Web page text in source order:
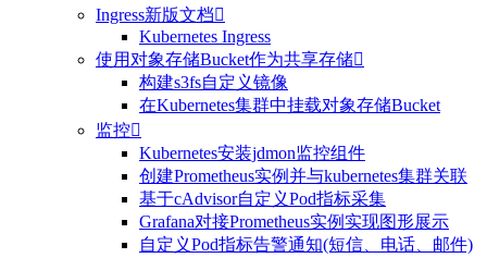
Ingress新版文档
Kubernetes Ingress
使用对象存储Bucket作为共享存储
构建s3fs自定义镜像
在Kubernetes集群中挂载对象存储Bucket
监控
Kubernetes安装jdmon监控组件
创建Prometheus实例并与kubernetes集群关联
基于cAdvisor自定义Pod指标采集
Grafana对接Prometheus实例实现图形展示
自定义Pod指标告警通知(短信、电话、邮件)